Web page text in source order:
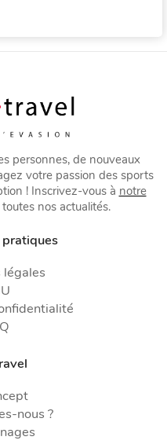
personnes, de nouveaux
votre passion des sports
! Inscrivez-vous à notre
nos actualités.
légales
nous ?